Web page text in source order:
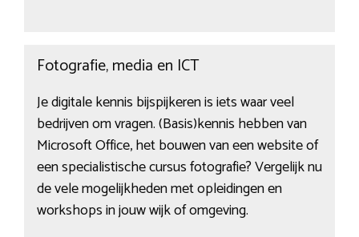
Fotografie, media en ICT
Je digitale kennis bijspijkeren is iets waar veel
bedrijven om vragen. (Basis)kennis hebben van
Microsoft Office, het bouwen van een website of
een specialistische cursus fotografie? Vergelijk nu
de vele mogelijkheden met opleidingen en
workshops in jouw wijk of omgeving.